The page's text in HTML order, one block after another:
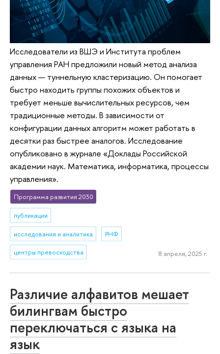
Исследователи из ВШЭ и Института проблем
управления РАН предложили новый метод анализа
данных — туннельную кластеризацию. Он помогает
быстро находить группы похожих объектов и
требует меньше вычислительных ресурсов, чем
традиционные методы. В зависимости от
конфигурации данных алгоритм может работать в
десятки раз быстрее аналогов. Исследование
опубликовано в журнале «Доклады Российской
академии наук. Математика, информатика, процессы
управления».
Программа развития 2030
публикации
исследования и аналитика РНФ
центры превосходства 8 апреля, 2025 г.
Различие алфавитов мешает
билингвам быстро
переключаться с языка на
язык